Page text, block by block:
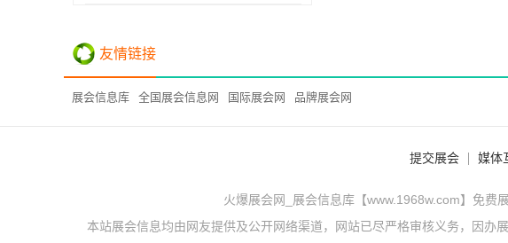
友情链接
展会信息库 全国展会信息网 国际展会网 品牌展会网
提交展会 媒体
火爆展会网_展会信息库【www.1968w.com】免费
本站展会信息均由网友提供及公开网络渠道，网站已尽严格审核义务，因办